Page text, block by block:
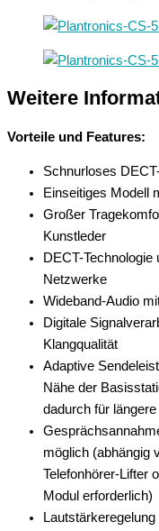
Weitere
Vorteile und Features:
Schnurloses
Einseitiges Modell
Großer
Kunstleder
DECT-
Netzwerke
Wideband-Audio
Digitale
Klangqualität
Adaptive
Nähe der
dadurch für
möglich (abhängig
Telefonhörer-Lifter
Modul erforderlich)